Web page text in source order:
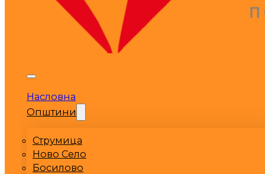
Насловна
Општини
Струмица
Ново Село
Босилово